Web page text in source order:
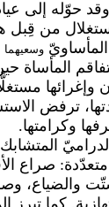
حوّله إلى
من قِبل
وسعيهما
المأساة
وإغرائها
ترفض
وكرامتها.
صراع
والضياع،